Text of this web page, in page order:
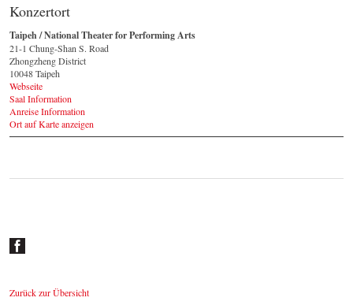
Konzertort
Taipeh / National Theater for Performing Arts
21-1 Chung-Shan S. Road
Zhongzheng District
10048 Taipeh
Webseite
Saal Information
Anreise Information
Ort auf Karte anzeigen
Zurück zur Übersicht